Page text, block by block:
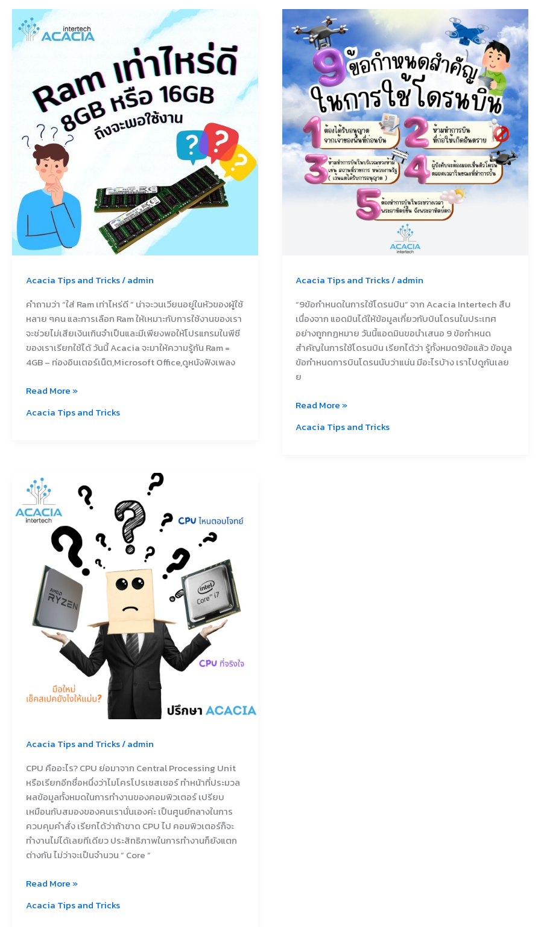
Acacia Tips and Tricks/admin
คำถามว่า “ใส่ Ram เท่าไหร่ดี ” น่าจะวนเวียนอยู่ในหัวของผู้ใช้
หลาย ๆคน และการเลือก Ram ให้เหมาะกับการใช้งานของเรา
จะช่วยไม่เสียเงินเกินจำเป็นและมีเพียงพอให้โปรแกรมในพีซี
ของเราเรียกใช้ได้ วันนี้ Acacia จะมาให้ความรู้กัน Ram =
4GB – ท่องอินเตอร์เน็ต,Microsoft Office,ดูหนังฟังเพลง
คำถาม
ว่า
“ใส่
ไหร่
Read More »
Acacia Tips and Tricks
Acacia Tips and Tricks/admin
“9ข้อกำหนดในการใช้โดรนบิน” จาก Acacia Intertech สืบ
เนื่องจาก แอดมินได้ให้ข้อมูลเกี่ยวกับบินโดรนในประเทศ
อย่างถูกกฏหมาย วันนี้แอดมินขอนำเสนอ 9 ข้อกำหนด
สำคัญในการใช้โดรนบิน เรียกได้ว่า รู้ทั้งหมด9ข้อแล้ว ข้อมูล
ข้อกำหนดการบินโดรนนับว่าแน่น มีอะไรบ้าง เราไปดูกันเลย
ย
ข้อ
กำหนด
ใน
ใช้
โด
รน
บิน
Read More »
Acacia Tips and Tricks
Acacia Tips and Tricks/admin
CPU คืออะไร? CPU ย่อมาจาก Central Processing Unit
หรือเรียกอีกชื่อหนึ่งว่าไมโครโปรเซสเซอร์ ทำหน้าที่ประมวล
ผลข้อมูลทั้งหมดในการทำงานของคอมพิวเตอร์ เปรียบ
เหมือนกับสมองของคนเรานั่นเองค่ะ เป็นศูนย์กลางในการ
ควบคุมคำสั่ง เรียกได้ว่าถ้าขาด CPU ไป คอมพิวเตอร์ก็จะ
ทำงานไม่ได้เลยทีเดียว ประสิทธิภาพในการทำงานก็ยังแตก
ต่างกัน ไม่ว่าจะเป็นจำนวน ” Core ”
CPU
ยัง
ไง
สำหรับ
เช็ค
สเปค
Read More »
Acacia Tips and Tricks